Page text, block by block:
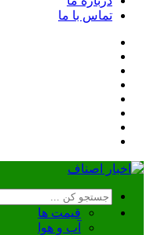
تماس با ما
قیمت ها
آب و هوا